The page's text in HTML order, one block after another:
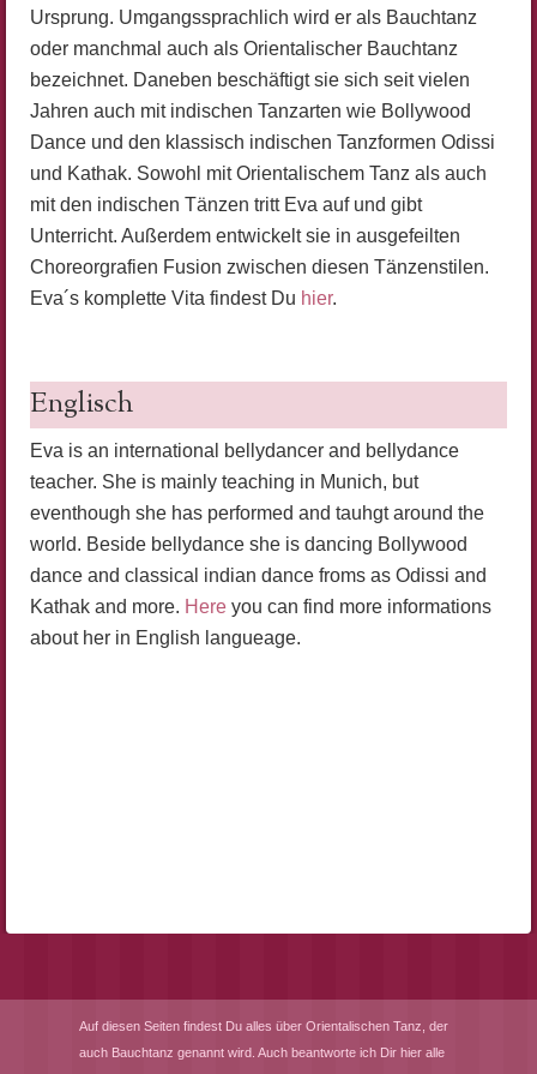
Ursprung. Umgangssprachlich wird er als Bauchtanz
oder manchmal auch als Orientalischer Bauchtanz
bezeichnet. Daneben beschäftigt sie sich seit vielen
Jahren auch mit indischen Tanzarten wie Bollywood
Dance und den klassisch indischen Tanzformen Odissi
und Kathak. Sowohl mit Orientalischem Tanz als auch
mit den indischen Tänzen tritt Eva auf und gibt
Unterricht. Außerdem entwickelt sie in ausgefeilten
Choreorgrafien Fusion zwischen diesen Tänzenstilen.
Eva´s komplette Vita findest Du hier.
Englisch
Eva is an international bellydancer and bellydance
teacher. She is mainly teaching in Munich, but
eventhough she has performed and tauhgt around the
world. Beside bellydance she is dancing Bollywood
dance and classical indian dance froms as Odissi and
Kathak and more. Hereyou can find more informations
about her in English langueage.
Auf diesen Seiten findest Du alles über Orientalischen Tanz, der
auch Bauchtanz genannt wird. Auch beantworte ich Dir hier alle